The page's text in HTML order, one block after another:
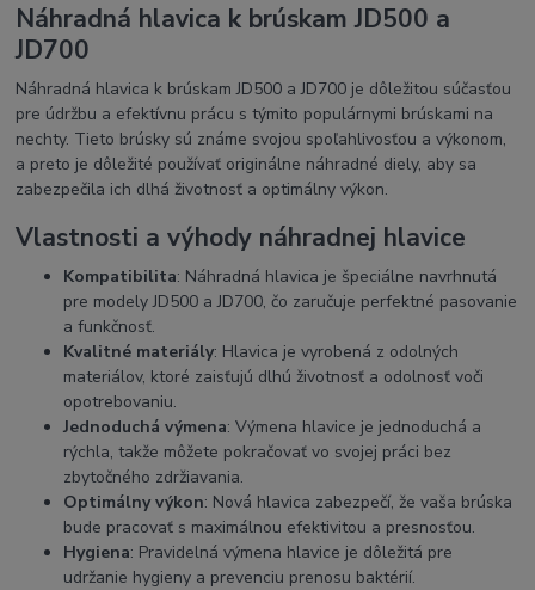
Náhradná hlavica k brúskam JD500 a
JD700
Náhradná hlavica k brúskam JD500 a JD700 je dôležitou súčasťou
pre údržbu a efektívnu prácu s týmito populárnymi brúskami na
nechty. Tieto brúsky sú známe svojou spoľahlivosťou a výkonom,
a preto je dôležité používať originálne náhradné diely, aby sa
zabezpečila ich dlhá životnosť a optimálny výkon.
Vlastnosti a výhody náhradnej hlavice
Kompatibilita: Náhradná hlavica je špeciálne navrhnutá
pre modely JD500 a JD700, čo zaručuje perfektné pasovanie
a funkčnosť.
Kvalitné materiály: Hlavica je vyrobená z odolných
materiálov, ktoré zaisťujú dlhú životnosť a odolnosť voči
opotrebovaniu.
Jednoduchá výmena: Výmena hlavice je jednoduchá a
rýchla, takže môžete pokračovať vo svojej práci bez
zbytočného zdržiavania.
Optimálny výkon: Nová hlavica zabezpečí, že vaša brúska
bude pracovať s maximálnou efektivitou a presnosťou.
Hygiena: Pravidelná výmena hlavice je dôležitá pre
udržanie hygieny a prevenciu prenosu baktérií.